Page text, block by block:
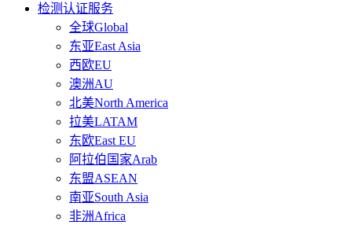
检测认证服务
全球Global
东亚East Asia
西欧EU
澳洲AU
北美North America
拉美LATAM
东欧East EU
阿拉伯国家Arab
东盟ASEAN
南亚South Asia
非洲Africa